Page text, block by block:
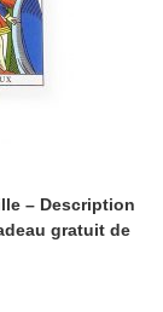
– Description
gratuit de